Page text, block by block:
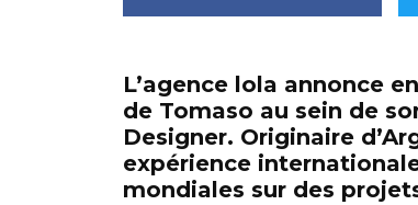
L’agence lola annonce
de Tomaso au sein de
Designer. Originaire
expérience
mondiales sur des